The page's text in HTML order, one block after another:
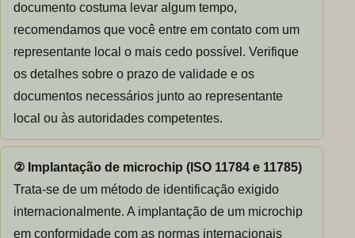
documento costuma levar algum tempo,
recomendamos que você entre em contato com um
representante local o mais cedo possível. Verifique
os detalhes sobre o prazo de validade e os
documentos necessários junto ao representante
local ou às autoridades competentes.
② Implantação de microchip (ISO 11784 e 11785)
Trata-se de um método de identificação exigido
internacionalmente. A implantação de um microchip
em conformidade com as normas internacionais